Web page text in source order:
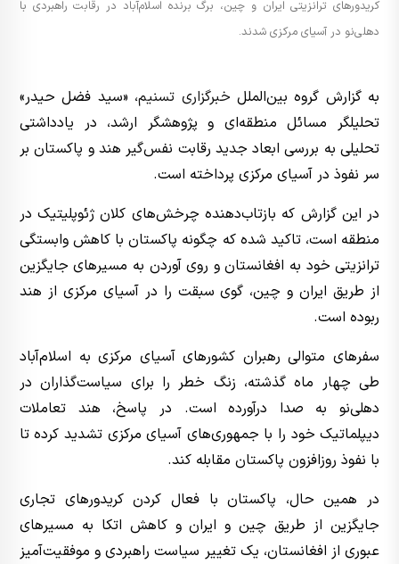
کریدورهای ترانزیتی ایران و چین، برگ برنده اسلام‌آباد در رقابت راهبردی با
دهلی‌نو در آسیای مرکزی شدند.
به گزارش گروه بین‌الملل خبرگزاری تسنیم، «سید فضل حیدر»
تحلیلگر مسائل منطقه‌ای و پژوهشگر ارشد، در یادداشتی
تحلیلی به بررسی ابعاد جدید رقابت نفس‌گیر هند و پاکستان بر
سر نفوذ در آسیای مرکزی پرداخته است.
در این گزارش که بازتاب‌دهنده چرخش‌های کلان ژئوپلیتیک در
منطقه است، تاکید شده که چگونه پاکستان با کاهش وابستگی
ترانزیتی خود به افغانستان و روی آوردن به مسیرهای جایگزین
از طریق ایران و چین، گوی سبقت را در آسیای مرکزی از هند
ربوده است.
سفرهای متوالی رهبران کشورهای آسیای مرکزی به اسلام‌آباد
طی چهار ماه گذشته، زنگ خطر را برای سیاست‌گذاران در
دهلی‌نو به صدا درآورده است. در پاسخ، هند تعاملات
دیپلماتیک خود را با جمهوری‌های آسیای مرکزی تشدید کرده تا
با نفوذ روزافزون پاکستان مقابله کند.
در همین حال، پاکستان با فعال کردن کریدورهای تجاری
جایگزین از طریق چین و ایران و کاهش اتکا به مسیرهای
عبوری از افغانستان، یک تغییر سیاست راهبردی و موفقیت‌آمیز